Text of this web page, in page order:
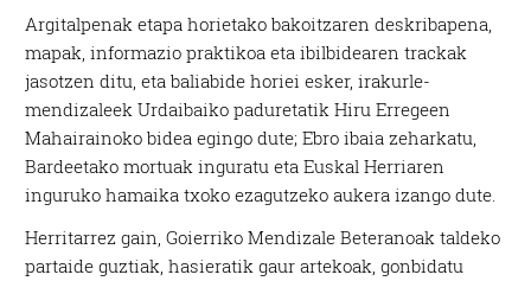
Argitalpenak etapa horietako bakoitzaren deskribapena,
mapak, informazio praktikoa eta ibilbidearen trackak
jasotzen ditu, eta baliabide horiei esker, irakurle-
mendizaleek Urdaibaiko paduretatik Hiru Erregeen
Mahairainoko bidea egingo dute; Ebro ibaia zeharkatu,
Bardeetako mortuak inguratu eta Euskal Herriaren
inguruko hamaika txoko ezagutzeko aukera izango dute.
Herritarrez gain, Goierriko Mendizale Beteranoak taldeko
partaide guztiak, hasieratik gaur artekoak, gonbidatu